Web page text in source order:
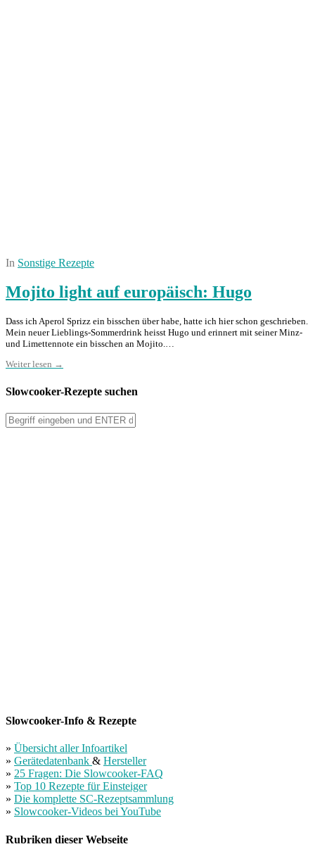
In Sonstige Rezepte
Mojito light auf europäisch: Hugo
Dass ich Aperol Sprizz ein bisschen über habe, hatte ich hier schon geschrieben.
Mein neuer Lieblings-Sommerdrink heisst Hugo und erinnert mit seiner Minz-
und Limettennote ein bisschen an Mojito.…
Weiter lesen →
Slowcooker-Rezepte suchen
Slowcooker-Info & Rezepte
» Übersicht aller Infoartikel
» Gerätedatenbank & Hersteller
» 25 Fragen: Die Slowcooker-FAQ
» Top 10 Rezepte für Einsteiger
» Die komplette SC-Rezeptsammlung
» Slowcooker-Videos bei YouTube
Rubriken dieser Webseite